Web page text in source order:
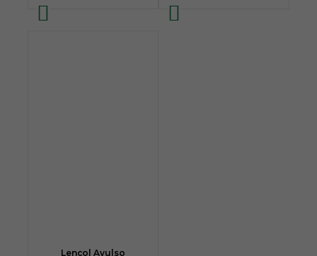
Lençol Avulso